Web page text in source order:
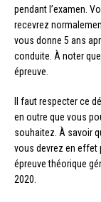
pendant l’examen.
recevrez
vous donne 5 ans
conduite. À noter
épreuve.
Il faut respecter ce
en outre que vous
souhaitez. À savoir
vous devrez en effet
épreuve théorique
2020.